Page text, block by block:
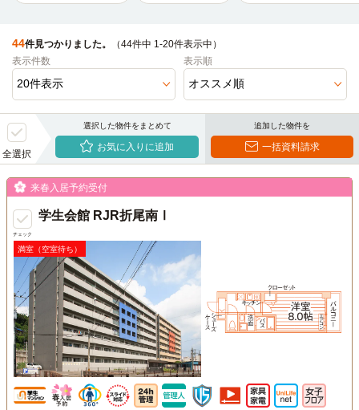
44件見つかりました。
（44件中 1-20件表示中）
表示件数
表示順
全選択
選択した物件をまとめて
お気に入りに追加
追加した物件を
一括資料請求
チェック
来春入居予約受付
学生会館 RJR折尾南Ⅰ
満室（空室待ち）